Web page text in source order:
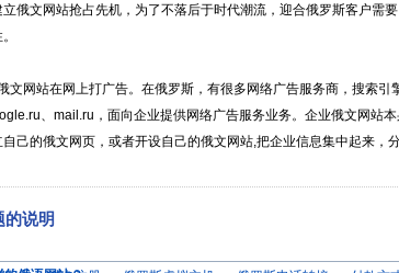
俄文网站抢占先机，为了不落后于时代潮流，迎合俄罗斯客户需要
网站在网上打广告。在俄罗斯，有很多网络广告服务商，搜索引
、mail.ru，面向企业提供网络广告服务业务。企业俄文网站
己的俄文网页，或者开设自己的俄文网站,把企业信息集中起来，
说明